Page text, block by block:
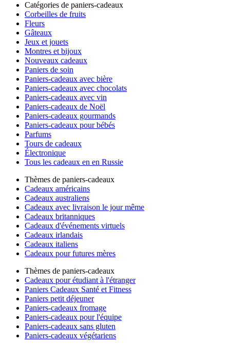
Catégories de paniers-cadeaux
Corbeilles de fruits
Fleurs
Gâteaux
Jeux et jouets
Montres et bijoux
Nouveaux cadeaux
Paniers de soin
Paniers-cadeaux avec bière
Paniers-cadeaux avec chocolats
Paniers-cadeaux avec vin
Paniers-cadeaux de Noël
Paniers-cadeaux gourmands
Paniers-cadeaux pour bébés
Parfums
Tours de cadeaux
Électronique
Tous les cadeaux en en Russie
Thèmes de paniers-cadeaux
Cadeaux américains
Cadeaux australiens
Cadeaux avec livraison le jour même
Cadeaux britanniques
Cadeaux d'événements virtuels
Cadeaux irlandais
Cadeaux italiens
Cadeaux pour futures mères
Thèmes de paniers-cadeaux
Cadeaux pour étudiant à l'étranger
Paniers Cadeaux Santé et Fitness
Paniers petit déjeuner
Paniers-cadeaux fromage
Paniers-cadeaux pour l'équipe
Paniers-cadeaux sans gluten
Paniers-cadeaux végétariens